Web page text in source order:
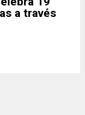
a través